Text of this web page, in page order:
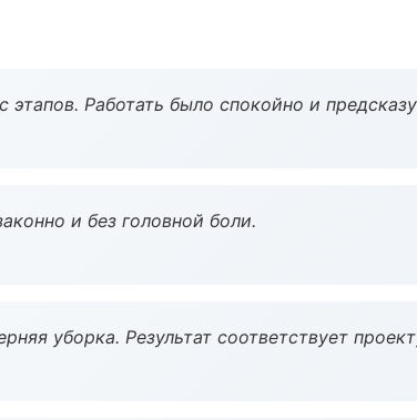
Работать было спокойно и
и без головной боли.
уборка. Результат соответствует